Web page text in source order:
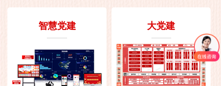
智慧党建 大党建